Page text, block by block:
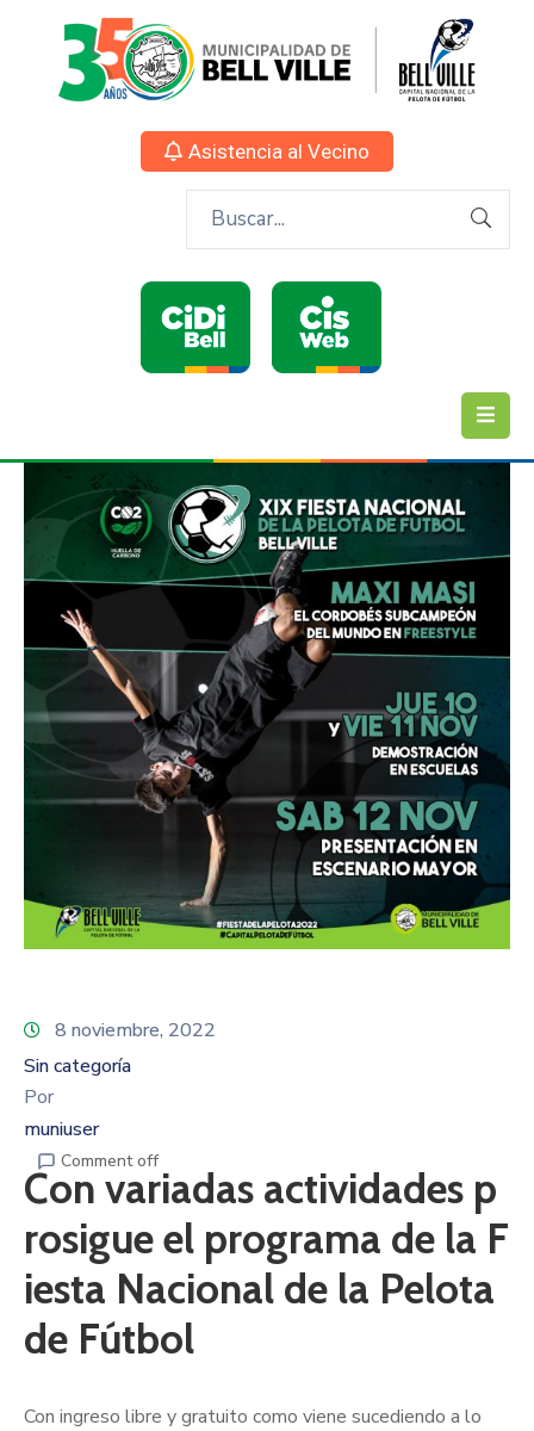
Asistencia al Vecino
8 noviembre, 2022
Sin categoría
Por
muniuser
Comment off
Con variadas actividades p
rosigue el programa de la F
iesta Nacional de la Pelota
de Fútbol
Con ingreso libre y gratuito como viene sucediendo a lo